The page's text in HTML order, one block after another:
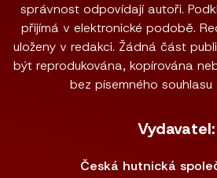
správnost odpovídají autoři.
přijímá v elektronické podobě.
uloženy v redakci. Žádná část
být reprodukována, kopírována
bez písemného souhlasu
Vydavatel:
Česká hutnická